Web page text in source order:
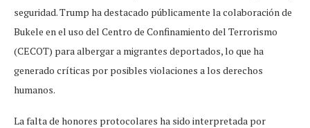
seguridad. Trump ha destacado públicamente la colaboración de
Bukele en el uso del Centro de Confinamiento del Terrorismo
(CECOT) para albergar a migrantes deportados, lo que ha
generado críticas por posibles violaciones a los derechos
humanos.
La falta de honores protocolares ha sido interpretada por